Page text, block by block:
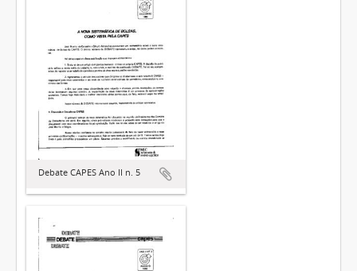
Debate CAPES Ano II n. 5